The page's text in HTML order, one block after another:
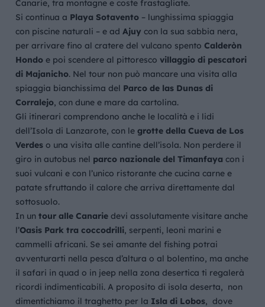
Canarie, tra montagne e coste frastagliate.
Si continua a Playa Sotavento – lunghissima spiaggia
con piscine naturali – e adAjuy con la sua sabbia nera,
per arrivare fino al cratere del vulcano spento Calderòn
Hondo e poi scendere al pittorescovillaggio di pescatori
di Majanicho. Nel tour non può mancare una visita alla
spiaggia bianchissima del Parco de las Dunas di
Corralejo, con dune e mare da cartolina.
Gli itinerari comprendono anche le località e i lidi
dell’Isola di Lanzarote, con legrotte della Cueva de Los
Verdes o una visita alle cantine dell’isola. Non perdere il
giro in autobus nel parco nazionale del Timanfaya con i
suoi vulcani e con l’unico ristorante che cucina carne e
patate sfruttando il calore che arriva direttamente dal
sottosuolo.
In untour alle Canarie devi assolutamente visitare anche
l’Oasis Park tra coccodrilli, serpenti, leoni marini e
cammelli africani. Se sei amante del fishing potrai
avventurarti nella pesca d’altura o al bolentino, ma anche
il safari in quad o in jeep nella zona desertica ti regalerà
ricordi indimenticabili. A proposito di isola deserta, non
dimentichiamo il traghetto per la Isla di Lobos, dove